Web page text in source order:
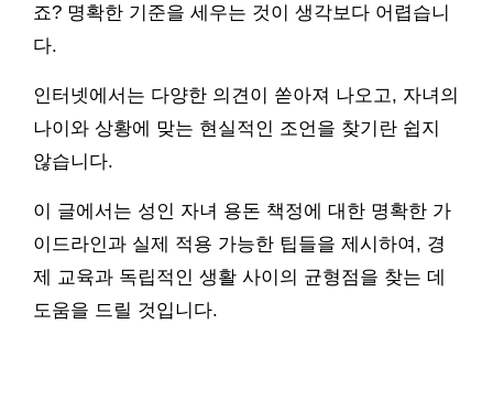
죠? 명확한 기준을 세우는 것이 생각보다 어렵습니
다.
인터넷에서는 다양한 의견이 쏟아져 나오고, 자녀의
나이와 상황에 맞는 현실적인 조언을 찾기란 쉽지
않습니다.
이 글에서는 성인 자녀 용돈 책정에 대한 명확한 가
이드라인과 실제 적용 가능한 팁들을 제시하여, 경
제 교육과 독립적인 생활 사이의 균형점을 찾는 데
도움을 드릴 것입니다.